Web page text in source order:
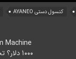
کنسول دستی AYANEO
۱۰۰۰ دلار؟ تحلیل قدرت کنسول ولو